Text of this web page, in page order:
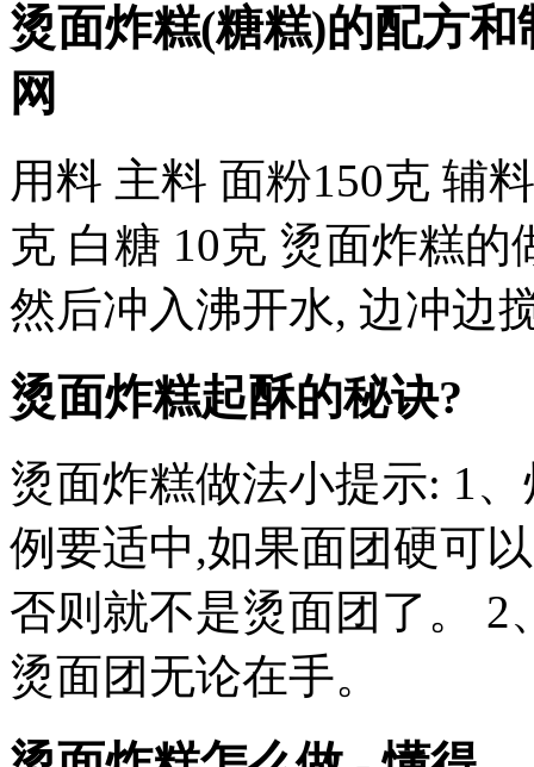
烫面炸糕(糖糕)的配方
网
用料 主料 面粉150克 辅
克 白糖 10克 烫面炸糕
然后冲入沸开水, 边冲边
烫面炸糕起酥的秘诀?
烫面炸糕做法小提示: 1
例要适中,如果面团硬可
否则就不是烫面团了。 2
烫面团无论在手。